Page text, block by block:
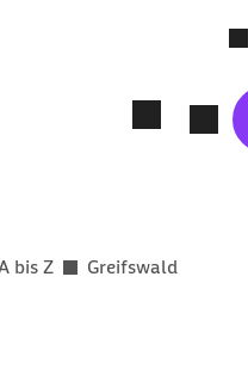
bis Z Greifswald